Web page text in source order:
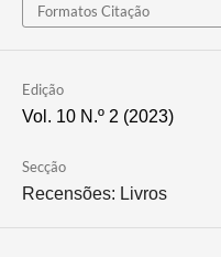
Formatos Citação
Edição
Vol. 10 N.º 2 (2023)
Secção
Recensões: Livros